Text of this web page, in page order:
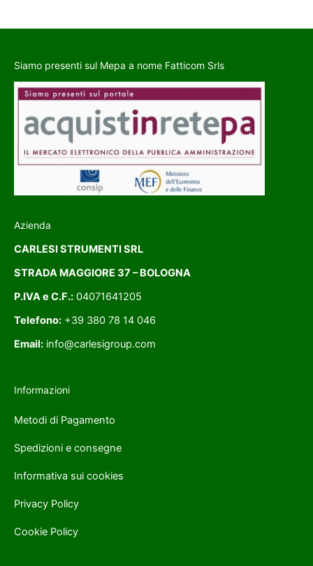
Siamo presenti sul Mepa a nome Fatticom Srls
Azienda
CARLESI STRUMENTI SRL
STRADA MAGGIORE 37 – BOLOGNA
P.IVA e C.F.: 04071641205
Telefono: +39 380 78 14 046
Email: info@carlesigroup.com
Informazioni
Metodi di Pagamento
Spedizioni e consegne
Informativa sui cookies
Privacy Policy
Cookie Policy